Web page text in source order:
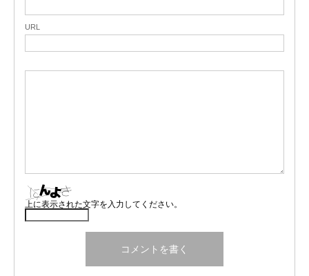
URL
上に表示された文字を入力してください。